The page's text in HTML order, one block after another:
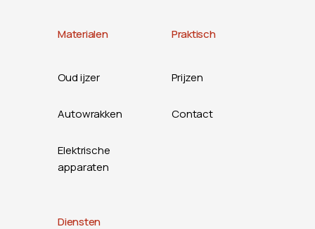
Materialen
Oud ijzer
Autowrakken
Elektrische
apparaten
Praktisch
Prijzen
Contact
Diensten